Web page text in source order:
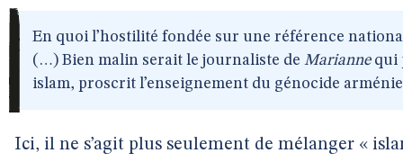
En quoi l’hostilité fondée sur une référence
(…) Bien malin serait le journaliste de Mariannequi
islam, proscrit l’enseignement du génocide
Ici, il ne s’agit plus seulement de mélanger «